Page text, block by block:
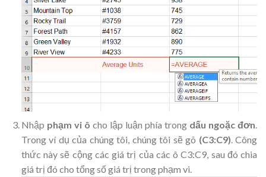
Nhập phạm vi ô cho lập luận phía trong dấu ngoặc đơn.
Trong ví dụ của chúng tôi, chúng tôi sẽ gõ (C3:C9). Công
thức này sẽ cộng các giá trị của các ô C3:C9, sau đó chia
giá trị đó cho tổng số giá trị trong phạm vi.